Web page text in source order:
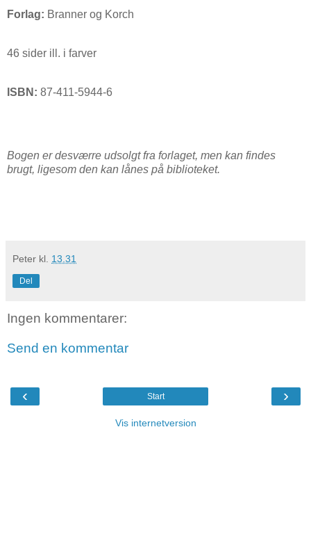
Forlag: Branner og Korch
46 sider ill. i farver
ISBN: 87-411-5944-6
Bogen er desværre udsolgt fra forlaget, men kan findes
brugt, ligesom den kan lånes på biblioteket.
Peter kl. 13.31
Del
Ingen kommentarer:
Send en kommentar
‹ ›
Start
Vis internetversion